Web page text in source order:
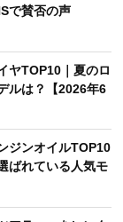
で賛否の声
ヤTOP10｜夏のロ
ルは？【2026年6
ジンオイルTOP10
ばれている人気モ